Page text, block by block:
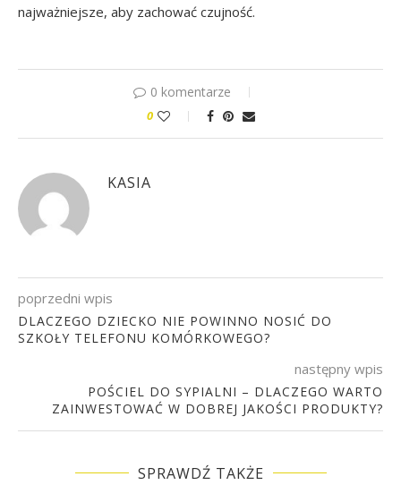
najważniejsze, aby zachować czujność.
0 komentarze
0
KASIA
poprzedni wpis
DLACZEGO DZIECKO NIE POWINNO NOSIĆ DO
SZKOŁY TELEFONU KOMÓRKOWEGO?
następny wpis
POŚCIEL DO SYPIALNI – DLACZEGO WARTO
ZAINWESTOWAĆ W DOBREJ JAKOŚCI PRODUKTY?
SPRAWDŹ TAKŻE